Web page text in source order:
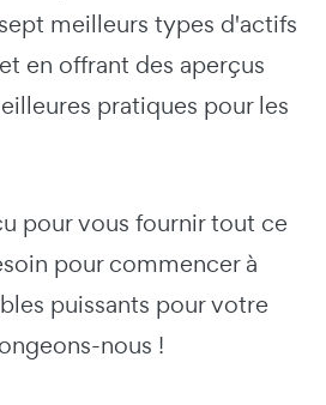
meilleurs types d'actifs
en offrant des aperçus
pratiques pour les
pour vous fournir tout ce
pour commencer à
puissants pour votre
nous !